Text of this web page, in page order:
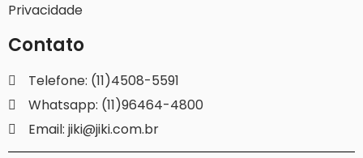
Privacidade
Contato
Telefone: (11)4508-5591
Whatsapp: (11)96464-4800
Email: jiki@jiki.com.br